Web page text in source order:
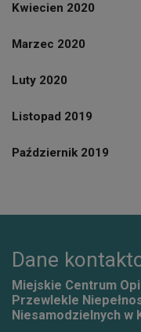
Kwiecien 2020
Marzec 2020
Luty 2020
Listopad 2019
Październik 2019
Dane
Miejskie Centrum
Przewlekle
Niesamodzielnych w